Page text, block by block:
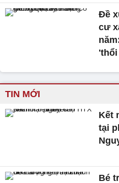
Đề
cư
'thổi
TIN MỚI
Kết
tại
Bé